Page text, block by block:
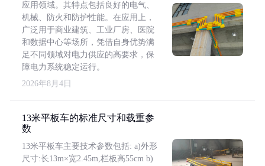
应用领域。其特点包括良好的电气、
机械、防火和防护性能。在应用上，
广泛用于商业建筑、工业厂房、医院
和数据中心等场所，凭借自身优势满
足不同领域对电力供应的高要求，保
障电力系统稳定运行。
2026年8月4日
13米平板车的标准尺寸和载重参
数
13米平板车主要技术参数包括: a)外形
尺寸:长13m×宽2.45m,栏板高55cm b)